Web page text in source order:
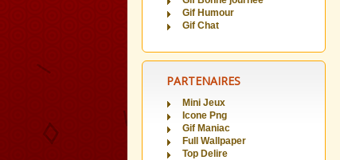
Gif Humour
Gif Chat
PARTENAIRES
Mini Jeux
Icone Png
Gif Maniac
Full Wallpaper
Top Delire